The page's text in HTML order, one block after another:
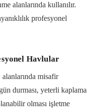
alanlarında kullanılır.
profesyonel
Havlular
misafir
durması, yeterli kaplama
olması işletme